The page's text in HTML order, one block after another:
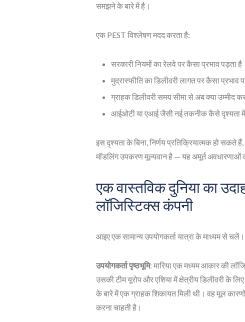
समझने के बारे में है।
एक PEST विश्लेषण मदद करता है:
सरकारी नियमों का रेलवे पर कैसा प्रभाव पड़ता है
मुद्रास्फीति का डिलीवरी लागत पर कैसा प्रभाव
ग्राहक डिलीवरी समय सीमा से अब क्या उम्मीद
आईओटी या एआई जैसी नई तकनीक कैसे दृश्यता
इस दृश्यता के बिना, निर्णय प्रतिक्रियात्मक हो सकते
मॉडलिंग उपकरण मूल्यवान है — यह अमूर्त अवधारणाओं
एक वास्तविक दुनिया का
लॉजिस्टिक्स कंपनी
आइए एक सामान्य उपयोगकर्ता यात्रा के माध्यम से चलें।
उपयोगकर्ता पृष्ठभूमि: मारिया एक मध्यम आकार की
उसकी टीम यूरोप और एशिया में क्षेत्रीय डिलीवरी के
के बारे में एक ग्राहक शिकायत मिली थी। वह मूल
करना चाहती है।